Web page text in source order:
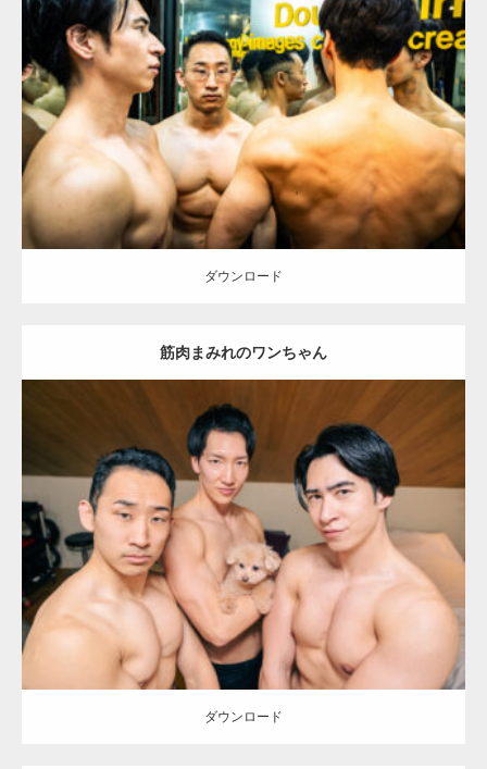
Update:2025.10.30
Category:科学技術館のマッチョ オレンジの人 AKIHITO(細マッチョ)
SOSUKE 外資系筋肉 大胸筋 背中 千代田区（東京）
ダウンロード
ダウンロード
筋肉まみれのワンちゃん
Update: 2026.05.9
Category: ワンちゃん(犬)とマッチョ オレンジの人 SOSUKE
筋肉 AKIHITO(細マッチョ) 大胸筋
ダウンロード
ダウンロード